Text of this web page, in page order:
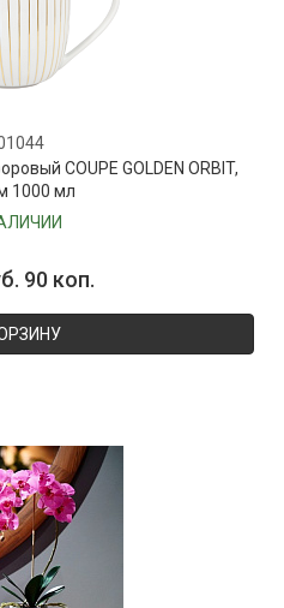
COUPE GOLDEN ORBIT,
1000 мл
90 коп.